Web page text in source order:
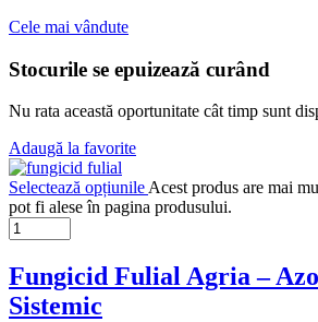
Cele mai vândute
Stocurile se epuizează curând
Nu rata această oportunitate cât timp sunt
Adaugă la favorite
Selectează opțiunile Acest produs are mai
pot fi alese în pagina produsului.
Fungicid Fulial Agria –
Sistemic